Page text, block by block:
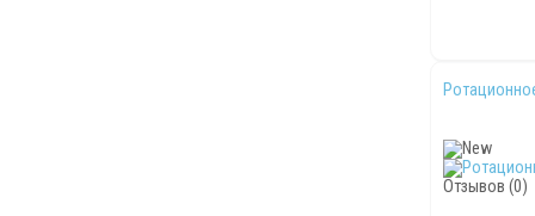
Отзывов (0)